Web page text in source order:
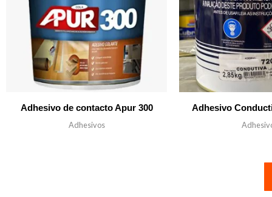
Adhesivo de contacto Apur 300
Adhesivos
Adhesivo